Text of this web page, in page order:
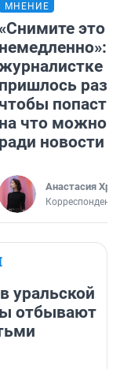
МНЕНИЕ
«Снимите это
немедленно»:
пришлось
чтобы попасть
на что можно
ради новости
Анастасия
Корреспондент
уральской
отбывают